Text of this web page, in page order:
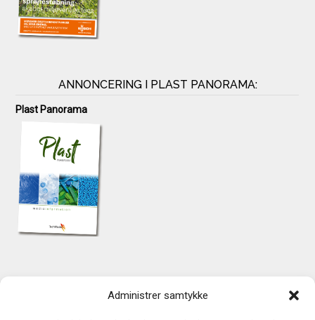
Administrer samtykke
ANNONCERING I PLAST PANORAMA:
Plast Panorama
TechMedia A/S